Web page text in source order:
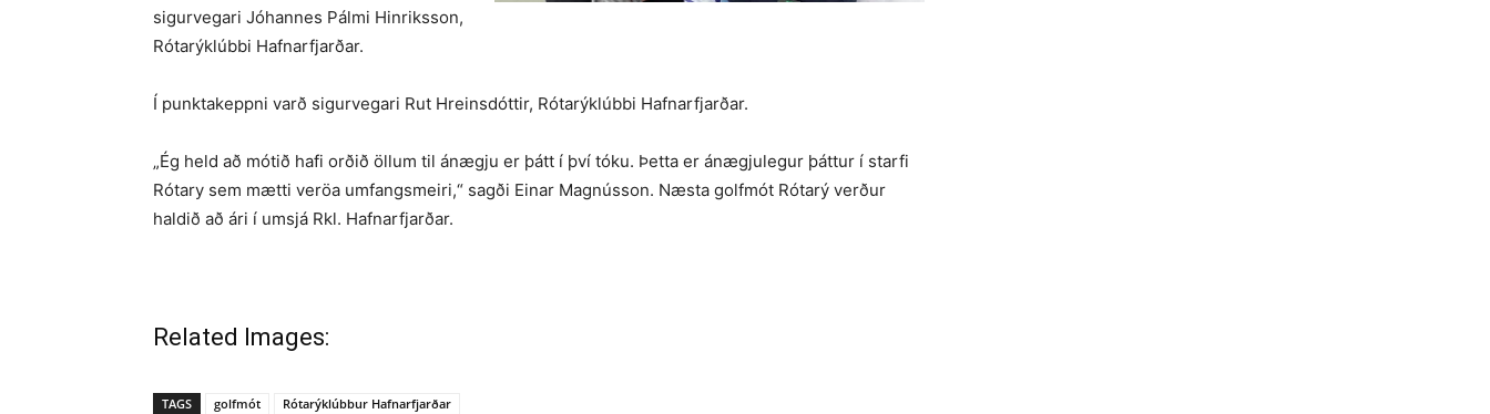
sigurvegari Jóhannes Pálmi Hinriksson,
Rótarýklúbbi Hafnarfjarðar.
Í punktakeppni varð sigurvegari Rut Hreinsdóttir, Rótarýklúbbi Hafnarfjarðar.
„Ég held að mótið hafi orðið öllum til ánægju er þátt í því tóku. Þetta er ánægjulegur þáttur í starfi
Rótary sem mætti veröa umfangsmeiri,“ sagði Einar Magnússon. Næsta golfmót Rótarý verður
haldið að ári í umsjá Rkl. Hafnarfjarðar.
Related Images:
TAGS golfmót Rótarýklúbbur Hafnarfjarðar